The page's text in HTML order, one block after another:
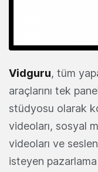
Vidguru, tüm
araçlarını tek
stüdyosu olarak
videoları, sosyal
videoları ve
isteyen